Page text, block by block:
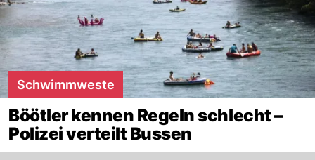
Schwimmweste
Böötler kennen Regeln schlecht –
Polizei verteilt Bussen